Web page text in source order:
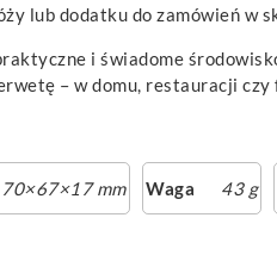
lub dodatku do zamówień w
i świadome
– w domu, restauracji
70×67×17 mm Waga 43 g